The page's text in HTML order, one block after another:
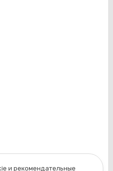
и рекомендательные